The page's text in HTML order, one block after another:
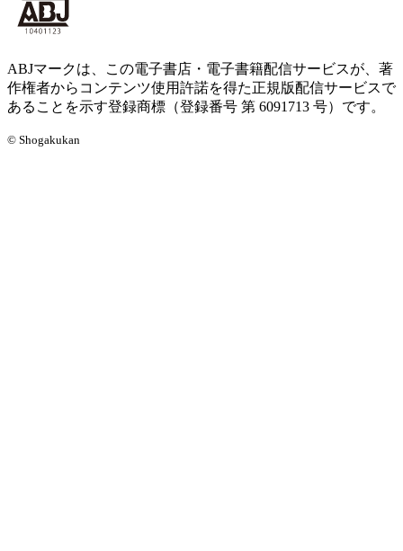
ABJマークは、この電子書店・電子書籍配信サービスが、著
作権者からコンテンツ使用許諾を得た正規版配信サービスで
あることを示す登録商標（登録番号 第 6091713 号）です。
© Shogakukan